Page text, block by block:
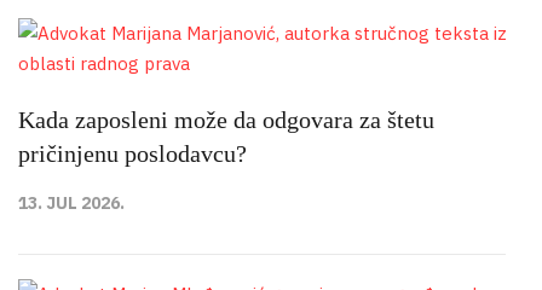
Kada zaposleni može da odgovara za štetu
pričinjenu poslodavcu?
13. JUL 2026.